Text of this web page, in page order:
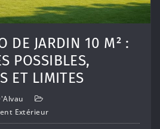
DE JARDIN 10 M² :
POSSIBLES,
ET LIMITES
Extérieur